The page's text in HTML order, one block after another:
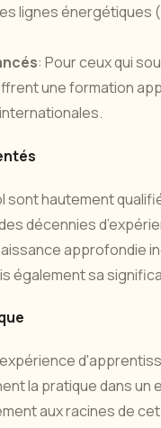
lignes énergétiques
: Pour ceux qui
une formation
sont hautement
décennies
approfondie
également sa
la pratique dans
aux racines de